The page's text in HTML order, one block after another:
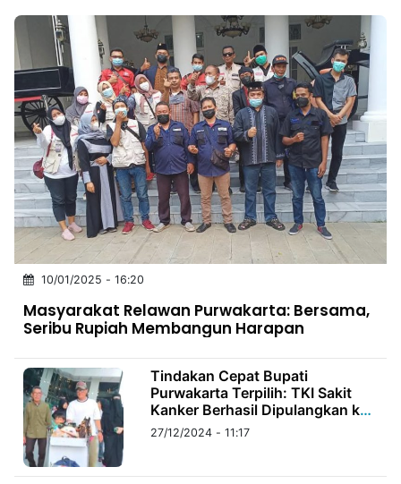
10/01/2025 - 16:20
Masyarakat Relawan Purwakarta: Bersama,
Seribu Rupiah Membangun Harapan
Tindakan Cepat Bupati
Purwakarta Terpilih: TKI Sakit
Kanker Berhasil Dipulangkan ke
Tanah Air
27/12/2024 - 11:17